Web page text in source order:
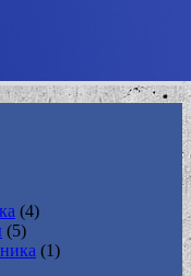
(4)
(5)
(1)